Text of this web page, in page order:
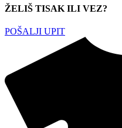
ŽELIŠ TISAK ILI VEZ?
POŠALJI UPIT